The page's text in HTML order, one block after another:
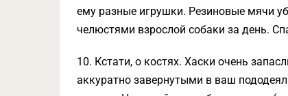
ему разные игрушки. Резиновые мячи
челюстями взрослой собаки за день.
10. Кстати, о костях. Хаски очень
аккуратно завернутыми в ваш